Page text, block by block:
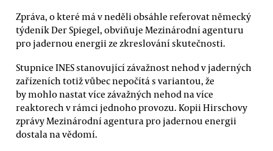
Zpráva, o které má v neděli obsáhle referovat německý
týdeník Der Spiegel, obviňuje Mezinárodní agenturu
pro jadernou energii ze zkreslování skutečnosti.
Stupnice INES stanovující závažnost nehod v jaderných
zařízeních totiž vůbec nepočítá s variantou, že
by mohlo nastat více závažných nehod na více
reaktorech v rámci jednoho provozu. Kopii Hirschovy
zprávy Mezinárodní agentura pro jadernou energii
dostala na vědomí.